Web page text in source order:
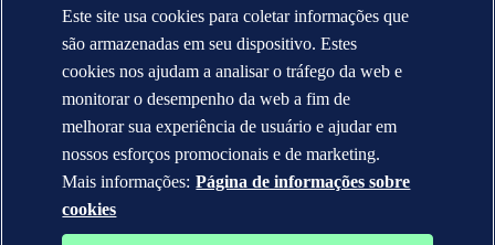
Política de privacidade
Termo de uso
Copyright © DNV AS 2025
Informação sobre cookies
Este site usa cookies para coletar informações que
são armazenadas em seu dispositivo. Estes
cookies nos ajudam a analisar o tráfego da web e
monitorar o desempenho da web a fim de
melhorar sua experiência de usuário e ajudar em
nossos esforços promocionais e de marketing.
Mais informações: Página de informações sobre
cookies